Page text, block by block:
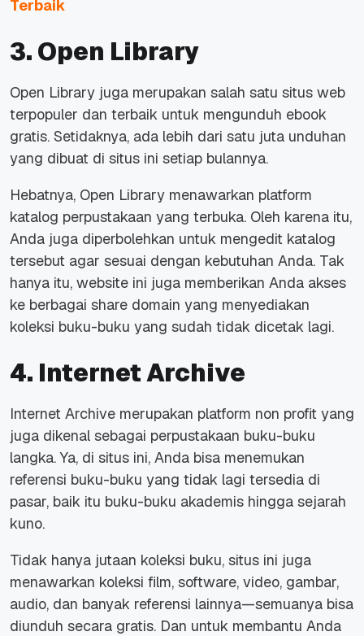
Terbaik
3. Open Library
Open Library juga merupakan salah satu situs web
terpopuler dan terbaik untuk mengunduh ebook
gratis. Setidaknya, ada lebih dari satu juta unduhan
yang dibuat di situs ini setiap bulannya.
Hebatnya, Open Library menawarkan platform
katalog perpustakaan yang terbuka. Oleh karena itu,
Anda juga diperbolehkan untuk mengedit katalog
tersebut agar sesuai dengan kebutuhan Anda. Tak
hanya itu, website ini juga memberikan Anda akses
ke berbagai share domain yang menyediakan
koleksi buku-buku yang sudah tidak dicetak lagi.
4. Internet Archive
Internet Archive merupakan platform non profit yang
juga dikenal sebagai perpustakaan buku-buku
langka. Ya, di situs ini, Anda bisa menemukan
referensi buku-buku yang tidak lagi tersedia di
pasar, baik itu buku-buku akademis hingga sejarah
kuno.
Tidak hanya jutaan koleksi buku, situs ini juga
menawarkan koleksi film, software, video, gambar,
audio, dan banyak referensi lainnya—semuanya bisa
diunduh secara gratis. Dan untuk membantu Anda